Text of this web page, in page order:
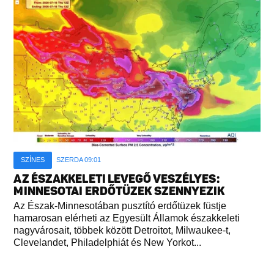
SZÍNES SZERDA 09:01
AZ ÉSZAKKELETI LEVEGŐ VESZÉLYES:
MINNESOTAI ERDŐTÜZEK SZENNYEZIK
Az Észak-Minnesotában pusztító erdőtüzek füstje
hamarosan elérheti az Egyesült Államok északkeleti
nagyvárosait, többek között Detroitot, Milwaukee-t,
Clevelandet, Philadelphiát és New Yorkot...